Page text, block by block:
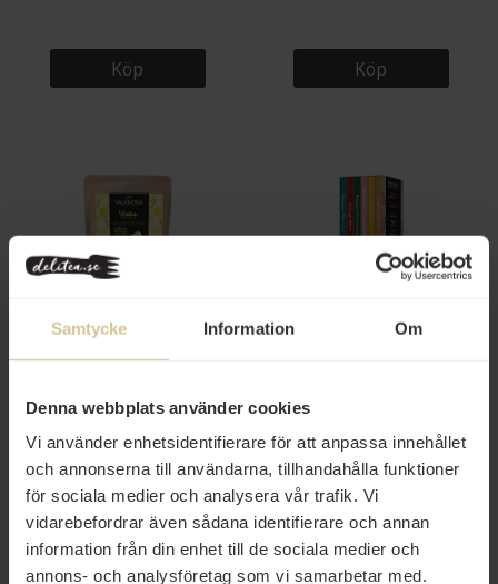
Samtycke Information Om
Denna webbplats använder cookies
Vi använder enhetsidentifierare för att anpassa innehållet
och annonserna till användarna, tillhandahålla funktioner
för sociala medier och analysera vår trafik. Vi
vidarebefordrar även sådana identifierare och annan
information från din enhet till de sociala medier och
annons- och analysföretag som vi samarbetar med.
Köp Köp
264 kr